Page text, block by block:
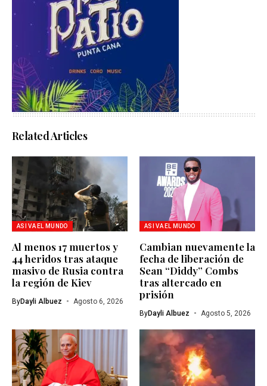
Related Articles
ASI VA EL MUNDO
Al menos 17 muertos y
44 heridos tras ataque
masivo de Rusia contra
la región de Kiev
ByDayli Albuez Agosto 6, 2026
ASI VA EL MUNDO
Cambian nuevamente la
fecha de liberación de
Sean “Diddy” Combs
tras altercado en
prisión
ByDayli Albuez Agosto 5, 2026